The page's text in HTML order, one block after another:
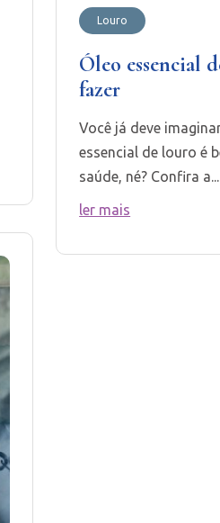
Louro
Óleo essencial
fazer
Você já deve
essencial de louro é
saúde, né? Confira a...
ler mais